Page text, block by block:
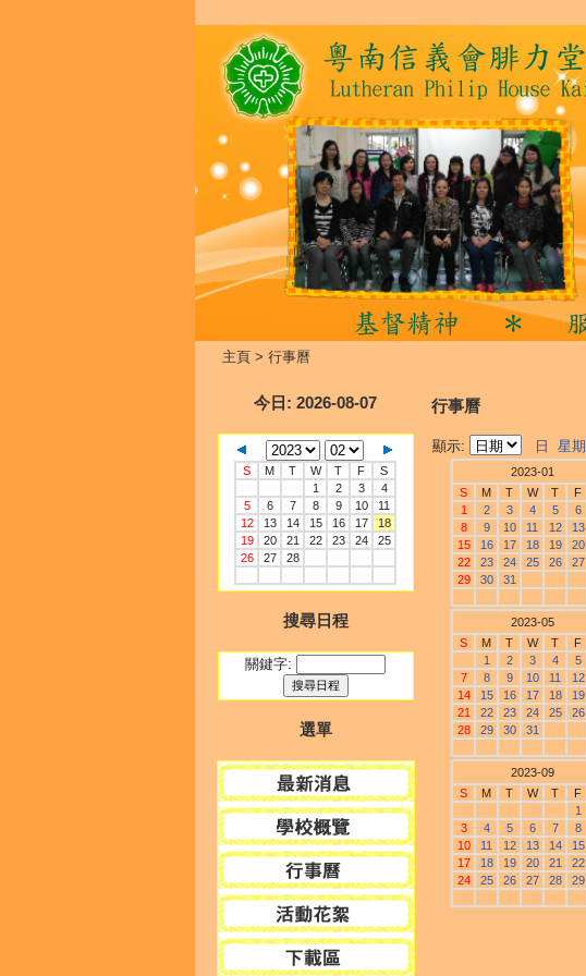
主頁> 行事曆
今日 : 2026-08-07
S M T W T F
S
1
2 3
4
5
6 7 8 9 10
11
12
13 14 15 16 17
18
19
20 21 22 23 24
25
26
27 28
搜尋日程
關鍵字:
選單
行事曆
顯示: 日 星期
2023-01
S
M T W T F
1
2 3 4 5 6
8
9 10 11 12 13
15
16 17 18 19 20
22
23 24 25 26 27
29
30 31
2023-05
S
M T W T F
1
2 3 4 5
7
8 9 10 11 12
14
15 16 17 18 19
21
22 23 24 25 26
28
29 30 31
2023-09
S
M T W T F
1
3
4 5 6 7 8
10
11 12 13 14 15
17
18 19 20 21 22
24
25 26 27 28 29